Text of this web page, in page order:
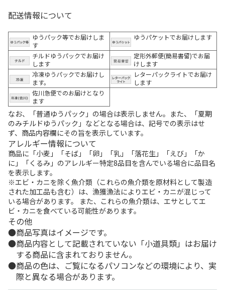
配送情報について
ゆうパック等でお届けしま
す
ゆうパケットでお届けします
チルドゆうパックでお届け
します
定形外郵便(簡易書留)でお届
けします
冷凍ゆうパックでお届けし
ます。
レターパックライトでお届け
します
佐川急便でのお届けとなり
ます
なお、「普通ゆうパック」の場合は表示しません。また、「夏期
のみチルドゆうパック」などとなる場合は、記号での表示はせ
ず、商品内容欄にその旨を表示しています。
アレルギー情報について
商品に「小麦」「そば」「卵」「乳」「落花生」「えび」「か
に」「くるみ」のアレルギー特定8品目を含んでいる場合に品目名
を表示します。
※エビ・カニを除く魚介類（これらの魚介類を原材料として製造
された加工品も含む）は、漁獲漁法によりエビ・カニが混じって
いる場合があります。 また、これらの魚介類は、エサとしてエ
ビ・カニを食べている可能性があります。
その他
商品写真はイメージです。
商品内容として記載されていない「小道具類」はお届け
する商品に含まれておりません。
商品の色は、ご覧になるパソコンなどの環境により、実
際と異なる場合があります。